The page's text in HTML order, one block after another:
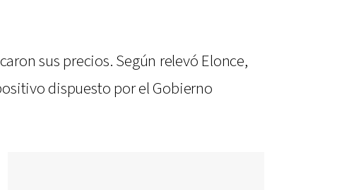
sus precios. Según relevó Elonce,
dispuesto por el Gobierno